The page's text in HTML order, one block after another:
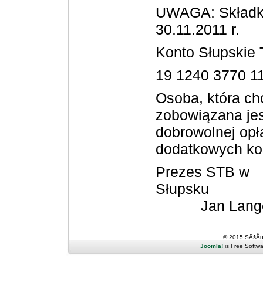
UWAGA:
30.11.2011 r.
Konto
19 1240 3770
Osoba, która
zobowiązana
dobrowolnej
dodatkowych
Prezes STB w
Jan
© 2015
Joomla!is Free